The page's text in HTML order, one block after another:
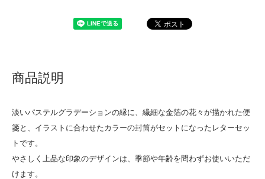
商品説明
淡いパステルグラデーションの縁に、繊細な金箔の花々が描かれた便
箋と、イラストに合わせたカラーの封筒がセットになったレターセッ
トです。
やさしく上品な印象のデザインは、季節や年齢を問わずお使いいただ
けます。